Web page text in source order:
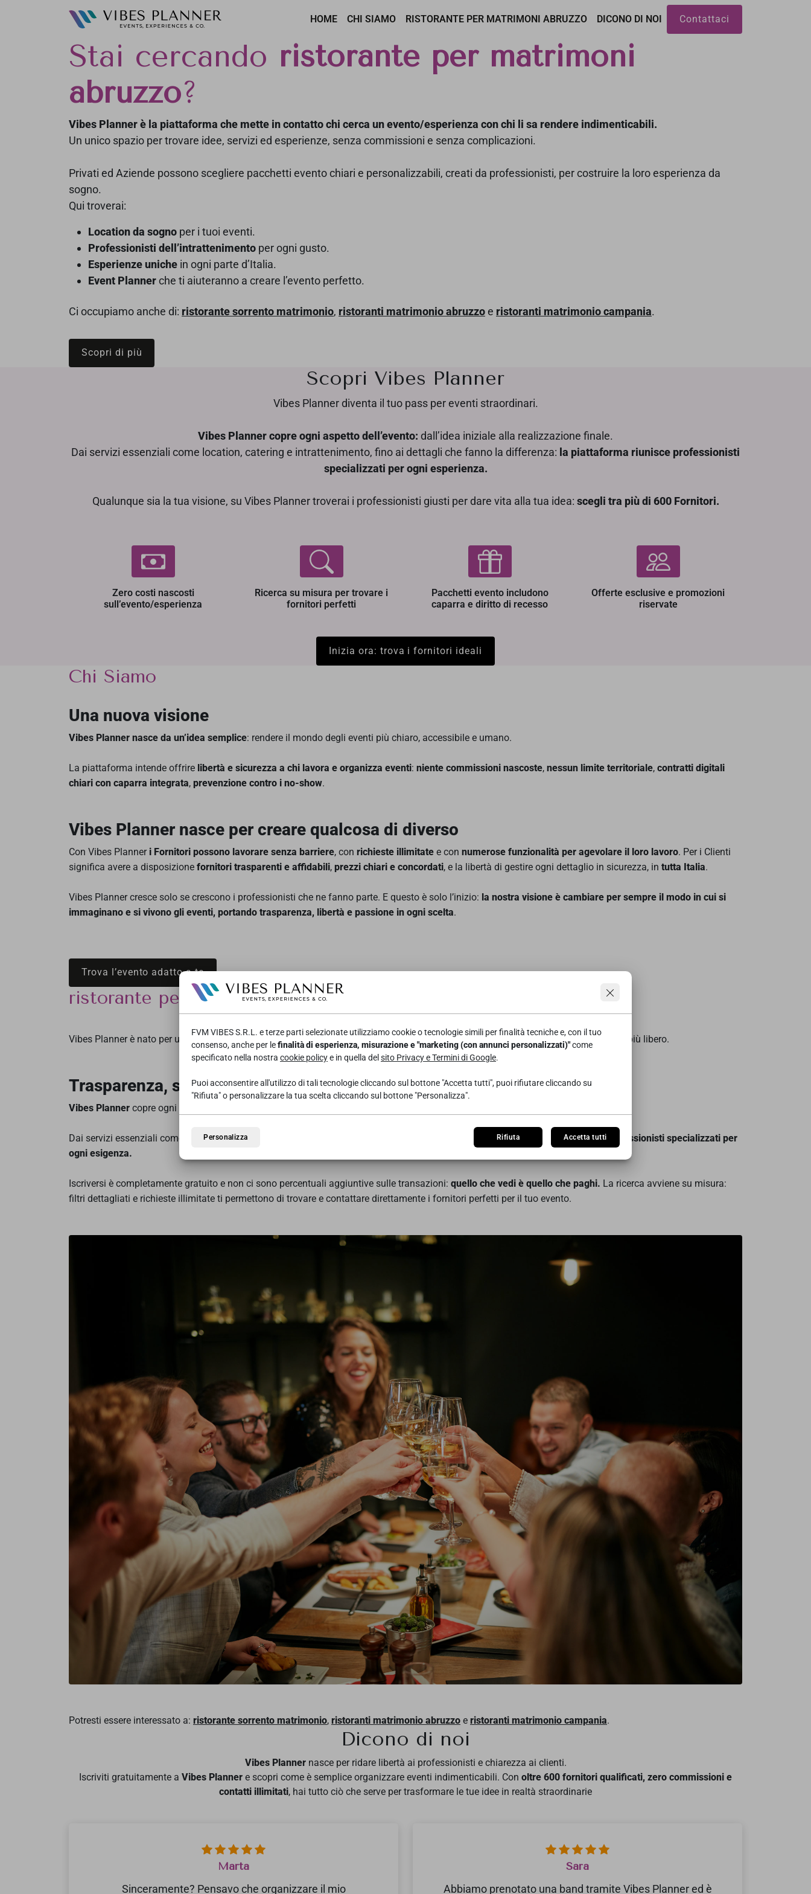
FVM VIBES S.R.L. e terze parti selezionate utilizziamo cookie o tecnologie simili per finalità tecniche e, con il tuo
consenso, anche per lefinalità di esperienza, misurazione e "marketing (con annunci personalizzati)"come
specificato nella nostra cookie policye in quella del sito Privacy e Termini di Google.
Puoi acconsentire all'utilizzo di tali tecnologie cliccando sul bottone "Accetta tutti", puoi rifiutare cliccando su
"Rifiuta" o personalizzare la tua scelta cliccando sul bottone "Personalizza".
Personalizza Rifiuta Accetta tutti
HOME CHI SIAMO RISTORANTE PER MATRIMONI ABRUZZO DICONO DI NOI Contattaci
Stai cercando ristorante per matrimoni
abruzzo?
Vibes Planner è la piattaforma che mette in contatto chi cerca un evento/esperienza con chi li sa rendere indimenticabili.
Un unico spazio per trovare idee, servizi ed esperienze, senza commissioni e senza complicazioni.
Privati ed Aziende possono scegliere pacchetti evento chiari e personalizzabili, creati da professionisti, per costruire la loro esperienza da
sogno.
Qui troverai:
Location da sogno per i tuoi eventi.
Professionisti dell’intrattenimento per ogni gusto.
Esperienze uniche in ogni parte d’Italia.
Event Plannerche ti aiuteranno a creare l’evento perfetto.
Ci occupiamo anche di: ristorante sorrento matrimonio, ristoranti matrimonio abruzzoe ristoranti matrimonio campania.
Scopri di più
Scopri Vibes Planner
Vibes Planner diventa il tuo pass per eventi straordinari.
Vibes Planner copre ogni aspetto dell’evento: dall’idea iniziale alla realizzazione finale.
Dai servizi essenziali come location, catering e intrattenimento, fino ai dettagli che fanno la differenza: la piattaforma riunisce professionisti
specializzati per ogni esperienza.
Qualunque sia la tua visione, su Vibes Planner troverai i professionisti giusti per dare vita alla tua idea: scegli tra più di 600 Fornitori.
Zero costi nascosti
sull’evento/esperienza
Ricerca su misura per trovare i
fornitori perfetti
Pacchetti evento includono
caparra e diritto di recesso
Offerte esclusive e promozioni
riservate
Inizia ora: trova i fornitori ideali
Chi Siamo
Una nuova visione
Vibes Planner nasce da un’idea semplice: rendere il mondo degli eventi più chiaro, accessibile e umano.
La piattaforma intende offrire libertà e sicurezza a chi lavora e organizza eventi: niente commissioni nascoste, nessun limite territoriale, contratti digitali
chiari con caparra integrata, prevenzione contro i no-show.
Vibes Planner nasce per creare qualcosa di diverso
Con Vibes Planner i Fornitori possono lavorare senza barriere, con richieste illimitate e con numerose funzionalità per agevolare il loro lavoro. Per i Clienti
significa avere a disposizione fornitori trasparenti e affidabili, prezzi chiari e concordati, e la libertà di gestire ogni dettaglio in sicurezza, in tutta Italia.
Vibes Planner cresce solo se crescono i professionisti che ne fanno parte. E questo è solo l’inizio: la nostra visione è cambiare per sempre il modo in cui si
immaginano e si vivono gli eventi, portando trasparenza, libertà e passione in ogni scelta.
Trova l’evento adatto a te
ristorante per matrimoni abruzzo
Vibes Planner è nato per una ragione precisa: semplificare il mondo degli eventi. Renderlo più chiaro, più meritocratico e soprattutto più libero.
Trasparenza, semplicità e libertà per i tuoi eventi
Vibes Planner copre ogni aspetto dell’evento,
Dai servizi essenziali come location, catering e intrattenimento, fino ai dettagli che fanno la differenza,la piattaforma riunisce professionisti specializzati per
ogni esigenza.
Iscriversi è completamente gratuito e non ci sono percentuali aggiuntive sulle transazioni: quello che vedi è quello che paghi. La ricerca avviene su misura:
filtri dettagliati e richieste illimitate ti permettono di trovare e contattare direttamente i fornitori perfetti per il tuo evento.
Potresti essere interessato a: ristorante sorrento matrimonio, ristoranti matrimonio abruzzo e ristoranti matrimonio campania.
Dicono di noi
Vibes Plannernasce per ridare libertà ai professionisti e chiarezza ai clienti.
Iscriviti gratuitamente a Vibes Planner e scopri come è semplice organizzare eventi indimenticabili. Con oltre 600 fornitori qualificati, zero commissioni e
contatti illimitati, hai tutto ciò che serve per trasformare le tue idee in realtà straordinarie
Marta
Sinceramente? Pensavo che organizzare il mio
Sara
Abbiamo prenotato una band tramite Vibes Planner ed è